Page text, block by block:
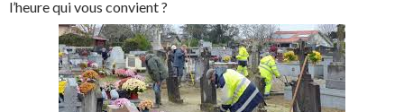
l’heure qui vous convient ?